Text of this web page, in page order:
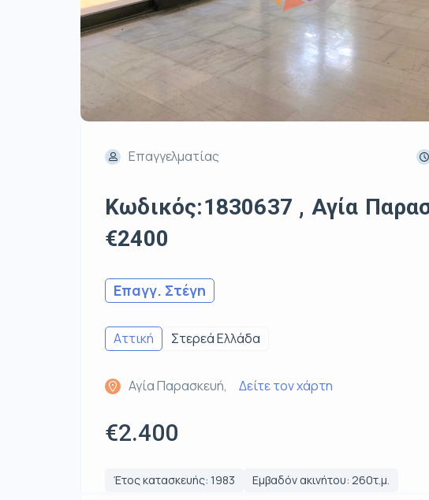
Επαγγελματίας
Κωδικός:1830637 , Αγία
€2400
Επαγγ. Στέγη
Αττική Στερεά Ελλάδα
Αγία Παρασκευή, Δείτε τον χάρτη
€2.400
Έτος κατασκευής: 1983 Εμβαδόν ακινήτου: 260τ.μ.